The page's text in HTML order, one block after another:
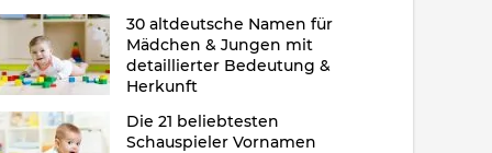
30 altdeutsche Namen für
Mädchen & Jungen mit
detaillierter Bedeutung &
Herkunft
Die 21 beliebtesten
Schauspieler Vornamen